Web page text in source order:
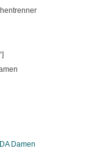
Damen